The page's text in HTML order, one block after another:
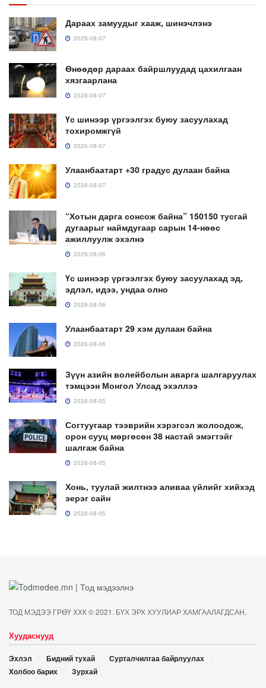
Дараах замуудыг хааж, шинэчлэнэ
2026-08-07
Өнөөдөр дараах байршлуудад цахилгаан
хязгаарлана
2026-08-07
Үс шинээр үргээлгэх буюу засуулахад
тохиромжгүй
2026-08-07
Улаанбаатарт +30 градус дулаан байна
2026-08-07
“Хотын дарга сонсож байна” 150150 тусгай
дугаарыг наймдугаар сарын 14-нөөс
ажиллуулж эхэлнэ
2026-08-06
Үс шинээр үргээлгэх буюу засуулахад эд,
эдлэл, идээ, ундаа олно
2026-08-06
Улаанбаатарт 29 хэм дулаан байна
2026-08-06
Зүүн азийн волейболын аварга шалгаруулах
тэмцээн Монгол Улсад эхэллээ
2026-08-05
Согтуугаар тээврийн хэрэгсэл жолоодож,
орон сууц мөргөсөн 38 настай эмэгтэйг
шалгаж байна
2026-08-05
Хонь, туулай жилтнээ аливаа үйлийг хийхэд
эерэг сайн
2026-08-05
ТОД МЭДЭЭ ГРӨҮ ХХК © 2021. БҮХ ЭРХ ХУУЛИАР ХАМГААЛАГДСАН.
Хуудаснууд
Эхлэл Бидний тухай
Сурталчилгаа байрлуулах
Холбоо барих
Зурхай